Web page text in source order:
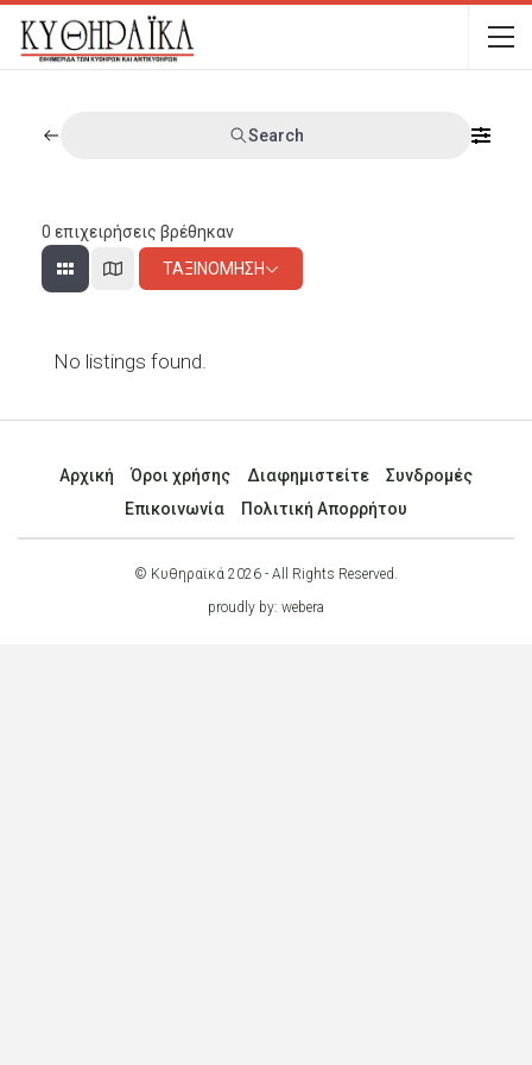
Search
0 επιχειρήσεις βρέθηκαν
ΤΑΞΙΝΌΜΗΣΗ
No listings found.
Αρχική Όροι χρήσης Διαφημιστείτε
Συνδρομές
Επικοινωνία
Πολιτική Απορρήτου
© Κυθηραϊκά 2026 - All Rights Reserved.
proudly by: webera